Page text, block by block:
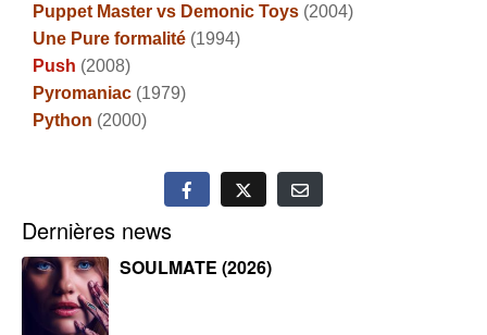
Puppet Master vs Demonic Toys (2004)
Une Pure formalité (1994)
Push (2008)
Pyromaniac (1979)
Python (2000)
Dernières news
SOULMATE (2026)